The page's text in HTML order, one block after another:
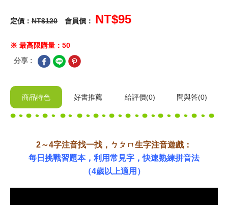
定價： NT$120 會員價： NT$95
※ 最高限購量：50
分享 :
商品特色 好書推薦 給評價(0) 問與答(0)
2～4字注音找一找，ㄅㄆㄇ生字注音遊戲：
每日挑戰習題本，利用常見字，快速熟練拼音法
（4歲以上適用）